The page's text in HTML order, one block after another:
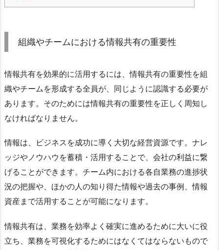
組織やチームにおける情報共有の重要性
情報共有を効果的に活用するには、情報共有の重要性を組
織やチームを形成する全員が、同じように認識する必要が
あります。そのためには情報共有の重要性を正しく周知し
なければなりません。
情報は、ビジネスを成功に導く大切な経営資源です。ナレ
ッジやノウハウを蓄積・活用することで、会社の利益に繋
げることができます。チーム内における各自業務の進捗状
況の把握や、ほかの人の知り得た情報や過去の事例、情報
資産まで活用することが可能になります。
情報共有は、業務を効率よく確実に進めるために大いに役
立ち、業務を可視化するためにはなくてはならないもので